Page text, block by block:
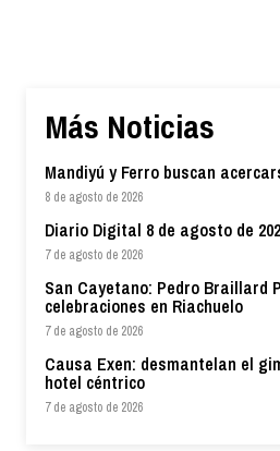
Más Noticias
Mandiyú y Ferro buscan
8 de agosto de 2026
Diario Digital 8 de agosto de
7 de agosto de 2026
San Cayetano: Pedro Braillard
celebraciones en Riachuelo
7 de agosto de 2026
Causa Exen: desmantelan el
hotel céntrico
7 de agosto de 2026